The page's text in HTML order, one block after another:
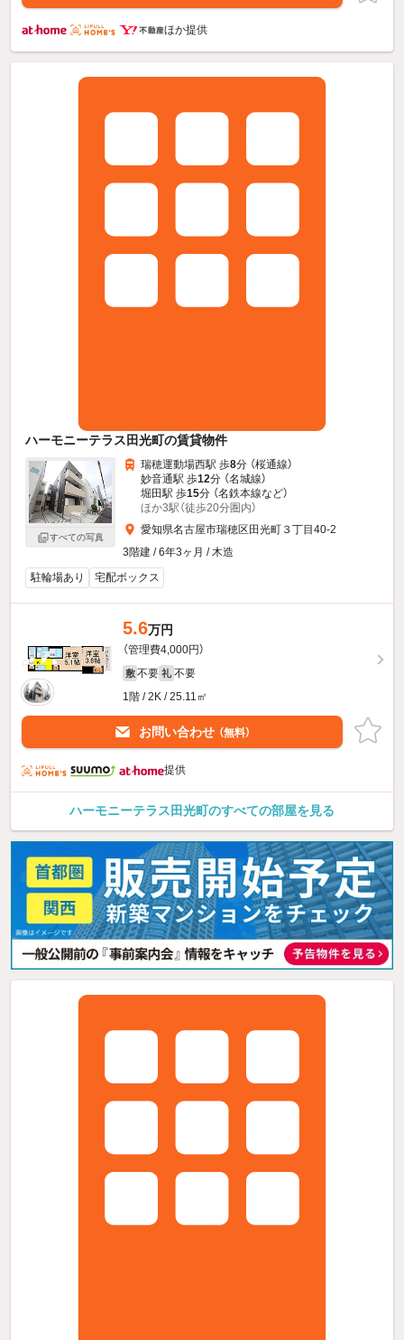
ほか提供
ハーモニーテラス田光町の賃貸物件
すべての写真
瑞穂運動場西駅 歩8分 （桜通線）
妙音通駅 歩12分 （名城線）
堀田駅 歩15分 （名鉄本線など）
ほか3駅（徒歩20分圏内）
愛知県名古屋市瑞穂区田光町３丁目40-2
3階建 / 6年3ヶ月 / 木造
駐輪場あり
宅配ボックス
5.6万円
（管理費4,000円）
敷 不要 礼 不要
1階 / 2K / 25.11㎡
お問い合わせ （無料）
提供
ハーモニーテラス田光町のすべての部屋を見る